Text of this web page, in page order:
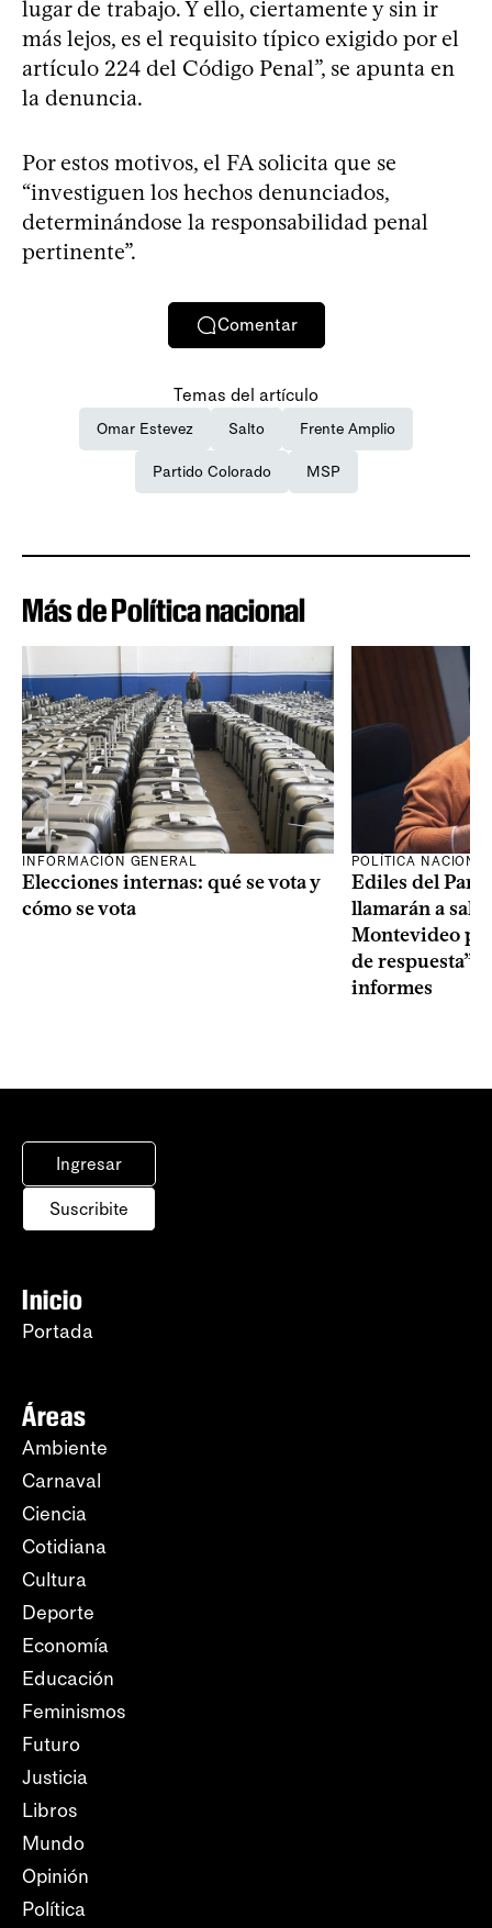
lugar de trabajo. Y ello, ciertamente y sin ir
más lejos, es el requisito típico exigido por el
artículo 224 del Código Penal”, se apunta en
la denuncia.
Por estos motivos, el FA solicita que se
“investiguen los hechos denunciados,
determinándose la responsabilidad penal
pertinente”.
Comentar
Temas del artículo
Omar Estevez Salto Frente Amplio
Partido Colorado MSP
Más de Política nacional
INFORMACIÓN GENERAL
Elecciones internas: qué se vota y
cómo se vota
POLÍTICA
Ediles del
llamarán a sala
Montevideo
de respuesta”
informes
Ingresar
Suscribite
Inicio
Portada
Áreas
Ambiente
Carnaval
Ciencia
Cotidiana
Cultura
Deporte
Economía
Educación
Feminismos
Futuro
Justicia
Libros
Mundo
Opinión
Política